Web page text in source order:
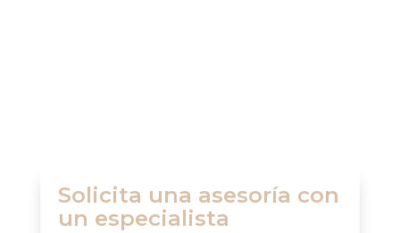
Solicita una asesoría con
un especialista